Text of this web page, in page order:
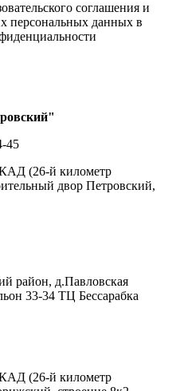
соглашения и
персональных данных в
45
(26-й километр
двор Петровский,
район, д.Павловская
33-34 ТЦ Бессарабка
(26-й километр